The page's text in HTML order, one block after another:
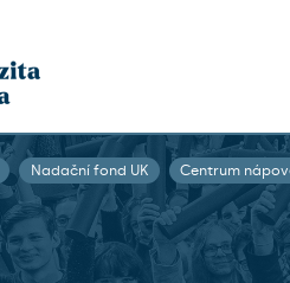
Nadační fond UK Centrum